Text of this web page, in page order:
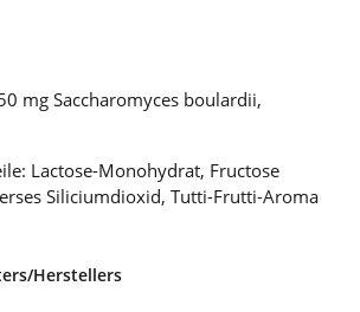
mg Saccharomyces boulardii,
Lactose-Monohydrat, Fructose
Siliciumdioxid, Tutti-Frutti-Aroma
Herstellers